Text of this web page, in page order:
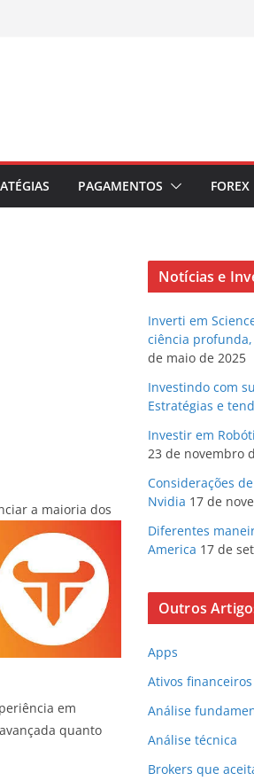
PAGAMENTOS FOREX
a maioria dos
em
quanto
Notícias e
Inverti em
ciência
de maio de 2025
Investindo com
Estratégias e
Investir em
23 de novembro
Considerações
Nvidia 17 de
Diferentes
America 17 de
Outros
Apps
Ativos financeiros
Análise
Análise técnica
Brokers que